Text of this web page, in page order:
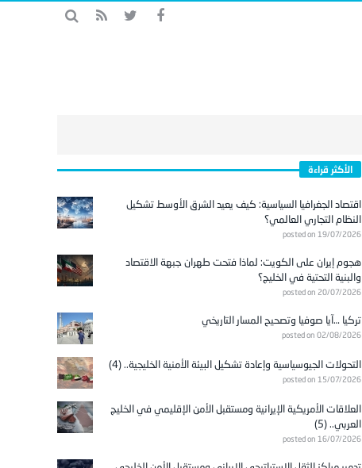
الأكثر قراءة
اقتصاد الجغرافيا السياسية: كيف يعيد الشرق الأوسط تشكيل
النظام التجاري العالمي؟
posted on 19/07/2026
هجوم إيران على الكويت: لماذا فتحت طهران جبهة الاقتصاد
والبنية التحتية في الخليج؟
posted on 20/07/2026
تركيا …آيا صوفيا وتصحيح المسار التاريخي
posted on 02/08/2026
التحولات الجيوسياسية وإعادة تشكيل البيئة الأمنية الخليجية.. (4)
posted on 15/07/2026
العلاقات الأمريكية الإيرانية ومستقبل الأمن الإقليمي في الخليج
العربي.. (5)
posted on 16/07/2026